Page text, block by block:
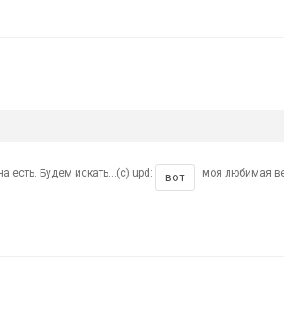
есть. Будем искать...(с) upd: вот моя любимая